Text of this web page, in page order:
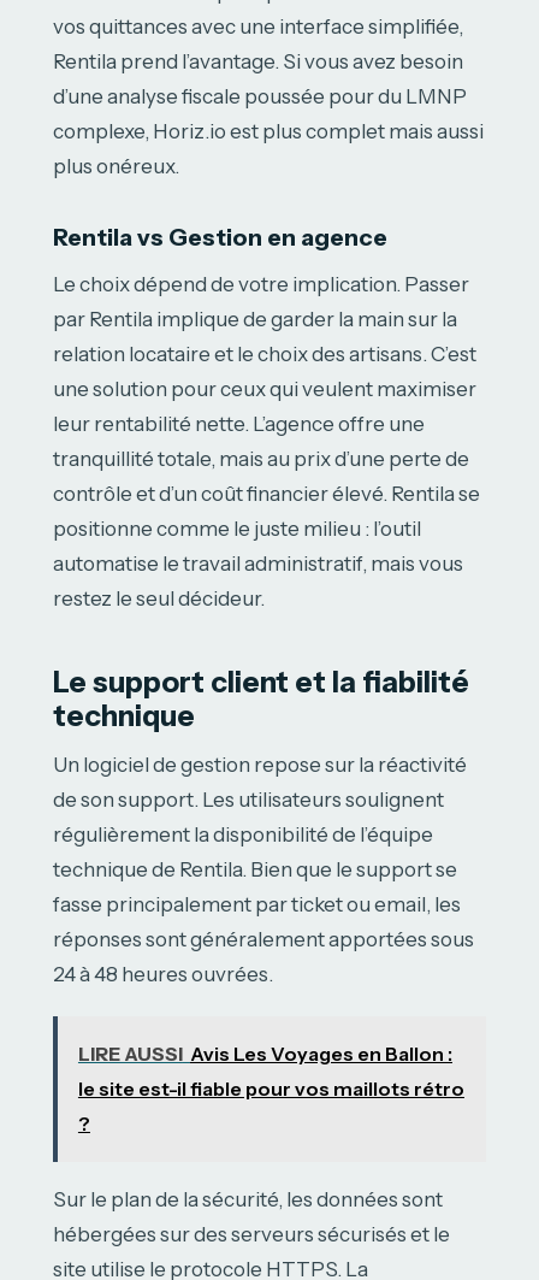
vos quittances avec une interface simplifiée,
Rentila prend l’avantage. Si vous avez besoin
d’une analyse fiscale poussée pour du LMNP
complexe, Horiz.io est plus complet mais aussi
plus onéreux.
Rentila vs Gestion en agence
Le choix dépend de votre implication. Passer
par Rentila implique de garder la main sur la
relation locataire et le choix des artisans. C’est
une solution pour ceux qui veulent maximiser
leur rentabilité nette. L’agence offre une
tranquillité totale, mais au prix d’une perte de
contrôle et d’un coût financier élevé. Rentila se
positionne comme le juste milieu : l’outil
automatise le travail administratif, mais vous
restez le seul décideur.
Le support client et la fiabilité
technique
Un logiciel de gestion repose sur la réactivité
de son support. Les utilisateurs soulignent
régulièrement la disponibilité de l’équipe
technique de Rentila. Bien que le support se
fasse principalement par ticket ou email, les
réponses sont généralement apportées sous
24 à 48 heures ouvrées.
LIRE AUSSI Avis Les Voyages en Ballon :
le site est-il fiable pour vos maillots rétro
?
Sur le plan de la sécurité, les données sont
hébergées sur des serveurs sécurisés et le
site utilise le protocole HTTPS. La